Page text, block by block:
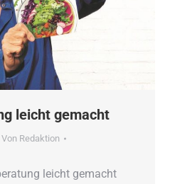
leicht gemacht
Von Redaktion
leicht gemacht